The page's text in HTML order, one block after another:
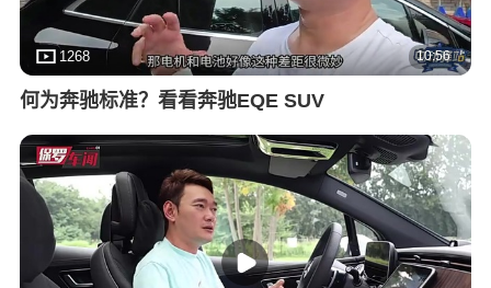
1268 10:56
何为奔驰标准？看看奔驰EQE SUV